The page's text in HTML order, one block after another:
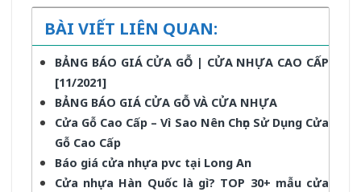
BÀI VIẾT LIÊN QUAN:
BẢNG BÁO GIÁ CỬA GỖ | CỬA NHỰA CAO CẤP
[11/2021]
BẢNG BÁO GIÁ CỬA GỖ VÀ CỬA NHỰA
Cửa Gỗ Cao Cấp – Vì Sao Nên Chọn Sử Dụng Cửa
Gỗ Cao Cấp
Báo giá cửa nhựa pvc tại Long An
Cửa nhựa Hàn Quốc là gì? TOP 30+ mẫu cửa